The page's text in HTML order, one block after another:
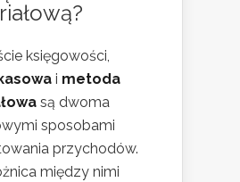
księgowości,
i metoda
są dwoma
sposobami
przychodów.
między nimi